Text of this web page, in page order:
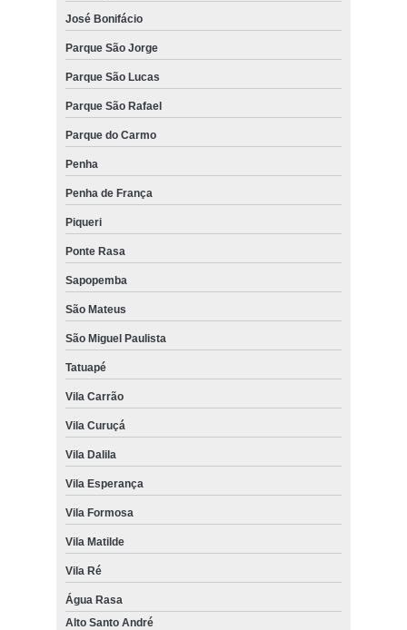
José Bonifácio
Parque São Jorge
Parque São Lucas
Parque São Rafael
Parque do Carmo
Penha
Penha de França
Piqueri
Ponte Rasa
Sapopemba
São Mateus
São Miguel Paulista
Tatuapé
Vila Carrão
Vila Curuçá
Vila Dalila
Vila Esperança
Vila Formosa
Vila Matilde
Vila Ré
Água Rasa
Alto Santo André